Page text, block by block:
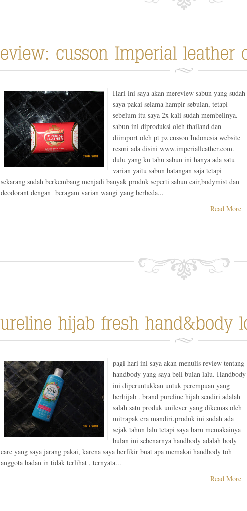
Hari ini saya akan mereview sabun yang sudah
saya pakai selama hampir sebulan, tetapi
sebelum itu saya 2x kali sudah membelinya.
sabun ini diproduksi oleh thailand dan
diimport oleh pt pz cusson Indonesia website
resmi ada disini www.imperialleather.com.
dulu yang ku tahu sabun ini hanya ada satu
varian yaitu sabun batangan saja tetapi
sekarang sudah berkembang menjadi banyak produk seperti sabun cair,bodymist dan
deodorant dengan beragam varian wangi yang berbeda...
Read More
pagi hari ini saya akan menulis review tentang
handbody yang saya beli bulan lalu. Handbody
ini diperuntukkan untuk perempuan yang
berhijab . brand pureline hijab sendiri adalah
salah satu produk unilever yang dikemas oleh
mitrapak era mandiri.produk ini sudah ada
sejak tahun lalu tetapi saya baru memakainya
bulan ini sebenarnya handbody adalah body
care yang saya jarang pakai, karena saya berfikir buat apa memakai handbody toh
anggota badan in tidak terlihat , ternyata...
Read More